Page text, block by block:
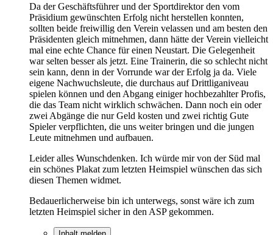
Da der Geschäftsführer und der Sportdirektor den vom
Präsidium gewünschten Erfolg nicht herstellen konnten,
sollten beide freiwillig den Verein velassen und am besten den
Präsidenten gleich mitnehmen, dann hätte der Verein vielleicht
mal eine echte Chance für einen Neustart. Die Gelegenheit
war selten besser als jetzt. Eine Trainerin, die so schlecht nicht
sein kann, denn in der Vorrunde war der Erfolg ja da. Viele
eigene Nachwuchsleute, die durchaus auf Drittliganiveau
spielen können und den Abgang einiger hochbezahlter Profis,
die das Team nicht wirklich schwächen. Dann noch ein oder
zwei Abgänge die nur Geld kosten und zwei richtig Gute
Spieler verpflichten, die uns weiter bringen und die jungen
Leute mitnehmen und aufbauen.
Leider alles Wunschdenken. Ich würde mir von der Süd mal
ein schönes Plakat zum letzten Heimspiel wünschen das sich
diesen Themen widmet.
Bedauerlicherweise bin ich unterwegs, sonst wäre ich zum
letzten Heimspiel sicher in den ASP gekommen.